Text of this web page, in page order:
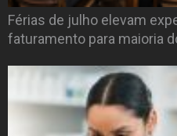
Férias de julho elevam
faturamento para maioria